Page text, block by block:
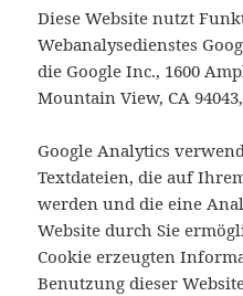
Diese Website nutzt
Webanalysedienstes
die Google Inc., 1600
Mountain View, CA
Google Analytics
Textdateien, die auf
werden und die eine
Website durch Sie
Cookie erzeugten
Benutzung dieser